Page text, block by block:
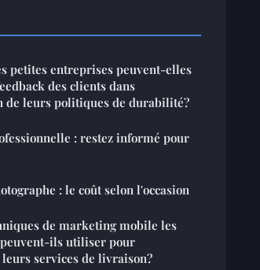
petites entreprises peuvent-elles
des clients dans
de leurs politiques de durabilité?
: restez informé pour
: le coût selon l'occasion
de marketing mobile les
ils utiliser pour
services de livraison?